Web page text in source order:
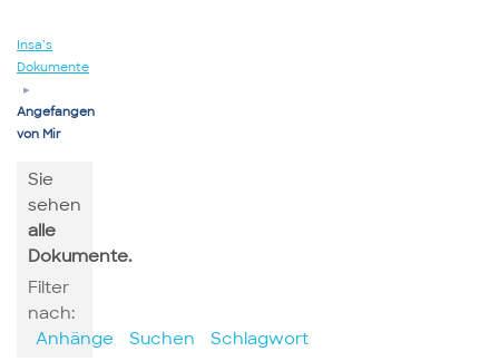
Insa’s
Dokumente
▸
Angefangen
von Mir
Sie
sehen
alle
Dokumente.
Filter
nach:
Anhänge
Suchen Schlagwort